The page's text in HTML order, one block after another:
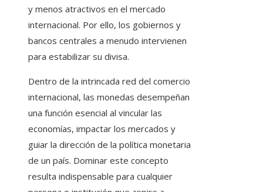
y menos atractivos en el mercado
internacional. Por ello, los gobiernos y
bancos centrales a menudo intervienen
para estabilizar su divisa.
Dentro de la intrincada red del comercio
internacional, las monedas desempeñan
una función esencial al vincular las
economías, impactar los mercados y
guiar la dirección de la política monetaria
de un país. Dominar este concepto
resulta indispensable para cualquier